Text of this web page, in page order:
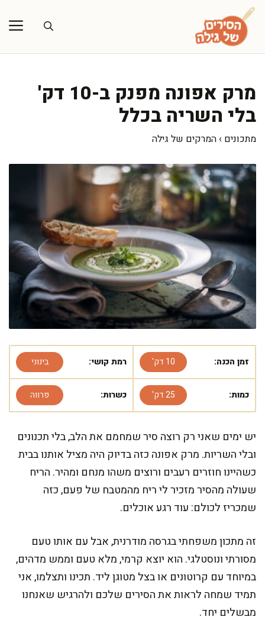
לדלג
לתוכן
מרק אפונה מפנק ב-10 דק'
בלי השריה בכלל
מתכונים › המרקים של גילה
זמן הכנה: 10 דק' רמת קושי: בינוני
כמות: 25 דק' כשרות: פרווה
יש ימים שאני רק רוצה סיר שמחמם את הלב, בלי תכנונים
ובלי השריות. מרק אפונה כזה בדיוק היה מציל אותנו בבית
כשהיינו חוזרים רעבים ורוצים משהו מנחם ומהיר. הריח
שעולה מהסיר מזכיר לי ריח מהמטבח של פעם, כזה
שמכריז לכולם: עוד רגע אוכלים.
זה מתכון משפחתי בגרסה מודרנית, אבל עם אותו טעם
מסורתי ונוסטלגי. הוא יוצא קרמי, מלא טעם וממש מדהים,
במיוחד עם קרוטונים או בצל מטוגן ליד. תכינו ותצלמו, אני
תמיד שמחה לראות את הסירים שלכם ולהרגיש שאנחנו
מבשלים יחד.